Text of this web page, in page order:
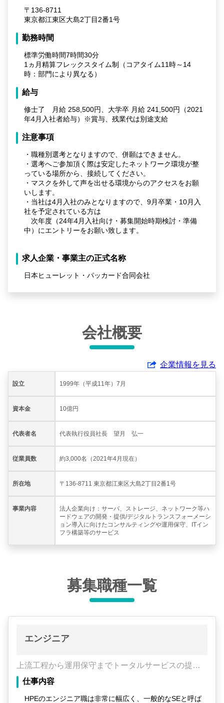
〒136-8711
東京都江東区大島2丁目2番1号
勤務時間
標準労働時間7時間30分
1ヵ月精算フレックスタイム制（コアタイム11時～14
時：部門により異なる）
給与
修士了 月給 258,500円、大学卒 月給 241,500円（2021
年4月入社者給与）※賞与、残業代は別途支給
注意事項
・職種別選考となりますので、併願はできません。
・選考へご参加頂く際は安定したネットワーク環境が整
っている場所から、接続してください。
・マスクを外して声を出せる環境からのアクセスをお願
いします。
・当社は4月入社のみとなりますので、9月卒業・10月入
社を予定されている方は
次年度（24年4月入社向け・募集開始時期検討・準備
中）にエントリーをお願い致します。
求人企業・事業主の正式名称
日本ヒューレット・パッカード合同会社
会社概要
企業情報を見る
設立 1999年（平成11年）7月
資本金 10億円
代表者名 代表執行役員社長 望月 弘一
従業員数 約3,000名（2021年4月現在）
所在地 〒136-8711 東京都江東区大島2丁目2番1号
事業内容
法人企業向け：サーバ、ストレージ、ネットワーク等ハ
ードウェアの開発・提供/デジタルトランスフォーメーシ
ョン導入に向けたコンサルティングや運用保守、ITイン
フラ構築等のサービス
募集職種一覧
エンジニア
上流工程から運用保守までトータルサービスの提供
が可能です！！
仕事内容
HPEのエンジニア職は非常に幅広く、一般的なSEと呼ば